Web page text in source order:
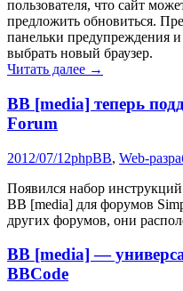
пользователя, что сайт
предложить обновиться.
панельки предупреждения
выбрать новый браузер.
Читать далее →
BB [media] теперь
Forum
2012/07/12phpBB, Web-
Появился набор
BB [media] для форумов
других форумов, они
BB [media] —
BBCode